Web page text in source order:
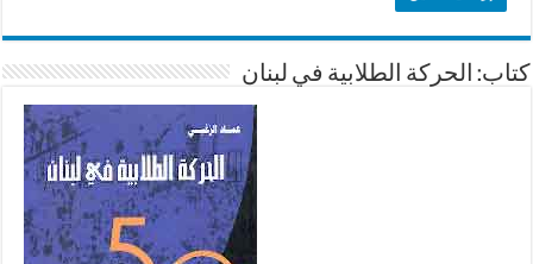
كتاب: الحركة الطلابية في لبنان